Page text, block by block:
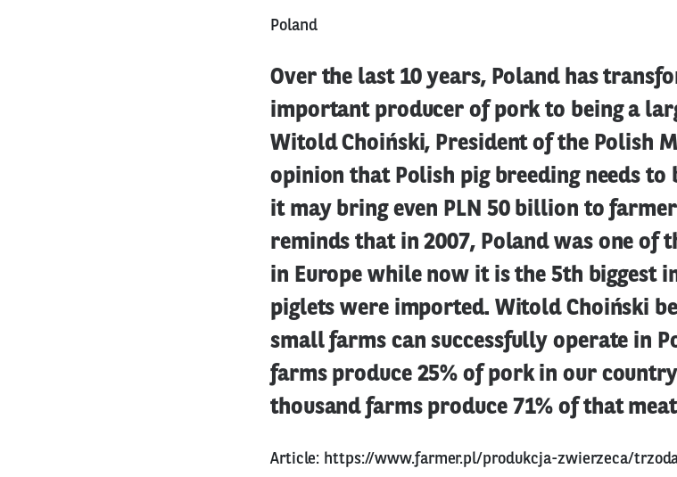
Poland
Over the last 10 years, Poland has
important producer of pork to being a
Witold Choiński, President of the Polish
opinion that Polish pig breeding needs to
it may bring even PLN 50 billion to
reminds that in 2007, Poland was one of
in Europe while now it is the 5th biggest
piglets were imported. Witold Choiński
small farms can successfully operate in
farms produce 25% of pork in our
thousand farms produce 71% of that
Article: https://www.farmer.pl/produkcja-zwierzeca/